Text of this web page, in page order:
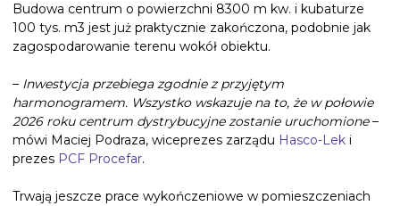
Budowa centrum o powierzchni 8300 m kw. i kubaturze
100 tys. m3 jest już praktycznie zakończona, podobnie jak
zagospodarowanie terenu wokół obiektu.
– Inwestycja przebiega zgodnie z przyjętym
harmonogramem. Wszystko wskazuje na to, że w połowie
2026 roku centrum dystrybucyjne zostanie uruchomione–
mówi Maciej Podraza, wiceprezes zarządu Hasco-Lek i
prezes PCF Procefar.
Trwają jeszcze prace wykończeniowe w pomieszczeniach